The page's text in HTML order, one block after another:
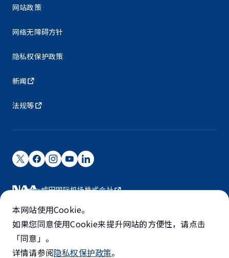
网站政策
网络无障碍方针
隐私权保护政策
新闻
法规等
成田国际机场株式会社
成田国际机场由NAA运营。
©NARITA INTERNATIONAL AIRPORT CORPORATION
SKYTRAX
5-STAR AIRPORT
本网站使用Cookie。
如果您同意使用Cookie来提升网站的方便性，请点击
「同意」。
详情请参阅隐私权保护政策。